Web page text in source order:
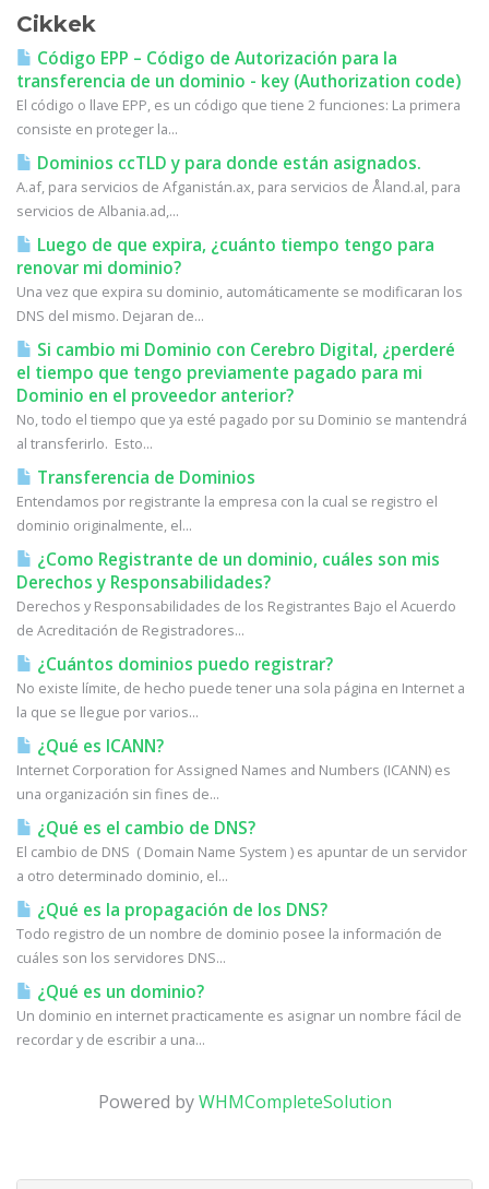
Cikkek
Código EPP – Código de Autorización para la
transferencia de un dominio - key (Authorization code)
El código o llave EPP, es un código que tiene 2 funciones: La primera
consiste en proteger la...
Dominios ccTLD y para donde están asignados.
A.af, para servicios de Afganistán.ax, para servicios de Åland.al, para
servicios de Albania.ad,...
Luego de que expira, ¿cuánto tiempo tengo para
renovar mi dominio?
Una vez que expira su dominio, automáticamente se modificaran los
DNS del mismo. Dejaran de...
Si cambio mi Dominio con Cerebro Digital, ¿perderé
el tiempo que tengo previamente pagado para mi
Dominio en el proveedor anterior?
No, todo el tiempo que ya esté pagado por su Dominio se mantendrá
al transferirlo. Esto...
Transferencia de Dominios
Entendamos por registrante la empresa con la cual se registro el
dominio originalmente, el...
¿Como Registrante de un dominio, cuáles son mis
Derechos y Responsabilidades?
Derechos y Responsabilidades de los Registrantes Bajo el Acuerdo
de Acreditación de Registradores...
¿Cuántos dominios puedo registrar?
No existe límite, de hecho puede tener una sola página en Internet a
la que se llegue por varios...
¿Qué es ICANN?
Internet Corporation for Assigned Names and Numbers (ICANN) es
una organización sin fines de...
¿Qué es el cambio de DNS?
El cambio de DNS ( Domain Name System ) es apuntar de un servidor
a otro determinado dominio, el...
¿Qué es la propagación de los DNS?
Todo registro de un nombre de dominio posee la información de
cuáles son los servidores DNS...
¿Qué es un dominio?
Un dominio en internet practicamente es asignar un nombre fácil de
recordar y de escribir a una...
Powered byWHMCompleteSolution